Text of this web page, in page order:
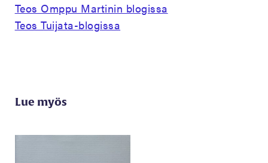
Teos Omppu Martinin blogissa
Teos Tuijata-blogissa
Lue myös